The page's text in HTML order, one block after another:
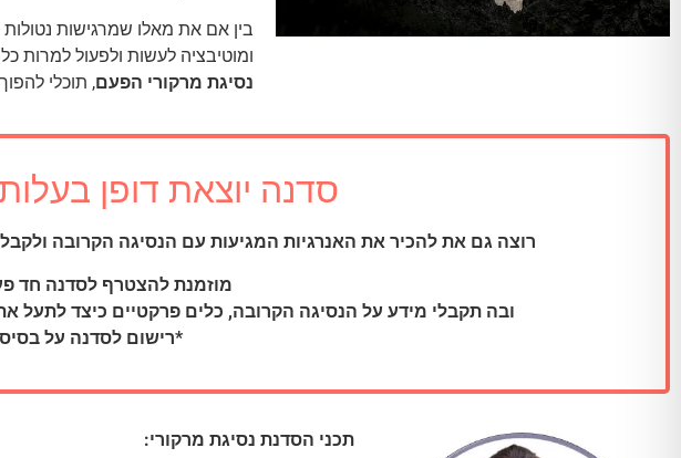
בין אם את מאלו שמרגישות
ומוטיבציה לעשות ולפעול למרות
נסיגת מרקורי הפעם, תוכלי
סדנה יוצאת דופן בעלות של 69 ₪
רוצה גם את להכיר את האנרגיות המגיעות עם הנסיגה הקרובה
מוזמנת להצטרף לסדנה חד פעמית
ובה תקבלי מידע על הנסיגה הקרובה, כלים פרקטיים כיצד לתעל
*רישום לסדנה על בסיס
תכני הסדנת נסיגת מרקורי: